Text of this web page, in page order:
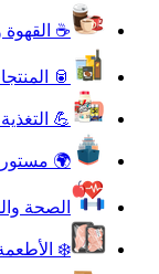
☕
🥫
💪
🌍
الصحة
❄️